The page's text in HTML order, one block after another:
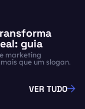
guia
marketing
que um slogan.
VER TUDO